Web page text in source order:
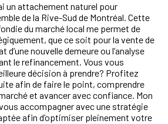
un attachement naturel pour
de la Rive-Sud de Montréal. Cette
du marché local me permet de
que ce soit pour la vente de
d’une nouvelle demeure ou l’analyse
le refinancement. Vous vous
décision à prendre? Profitez
afin de faire le point, comprendre
et avancer avec confiance. Mon
accompagner avec une stratégie
afin d’optimiser pleinement votre